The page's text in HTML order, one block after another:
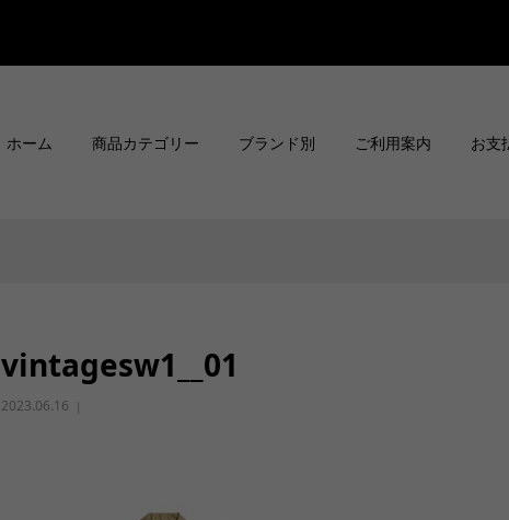
ホーム 商品カテゴリー ブランド別 ご利用案内 お支
vintagesw1__01
2023.06.16